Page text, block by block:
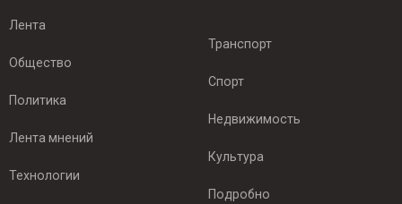
Лента
Общество
Политика
Лента мнений
Технологии
Транспорт
Спорт
Недвижимость
Культура
Подробно